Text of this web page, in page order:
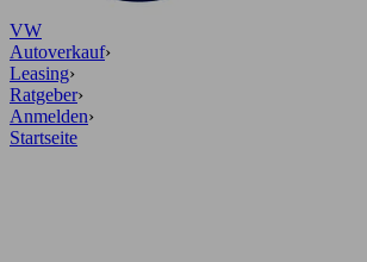
VW
Autoverkauf›
Leasing›
Ratgeber›
Anmelden›
Startseite